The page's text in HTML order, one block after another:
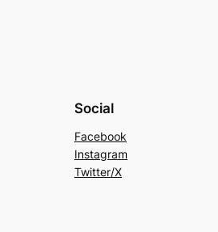
Social
Facebook
Instagram
Twitter/X